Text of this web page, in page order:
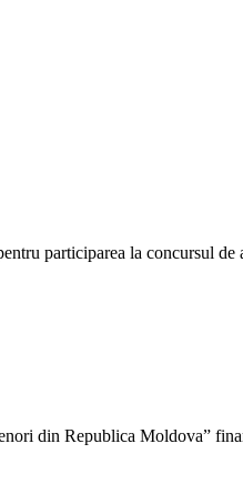
participarea la concursul
din Republica Moldova”